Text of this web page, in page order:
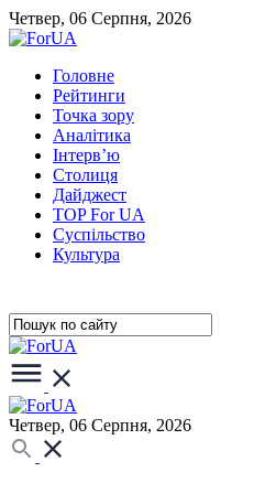
Четвер, 06 Серпня, 2026
Головне
Рейтинги
Точка зору
Аналітика
Інтерв’ю
Столиця
Дайджест
TOP For UA
Суспiльство
Культура
Четвер, 06 Серпня, 2026